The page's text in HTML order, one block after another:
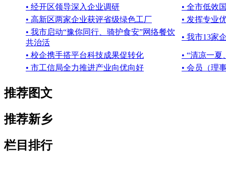
• 经开区领导深入企业调研
• 全市低效
• 高新区两家企业获评省级绿色工厂
• 发挥专业
• 我市启动“豫你同行、骑护食安”网络餐饮
共治活
• 我市13家
• 校企携手搭平台科技成果促转化
• “清凉一
• 市工信局全力推进产业向优向好
• 会员（理
推荐图文
推荐新乡
栏目排行